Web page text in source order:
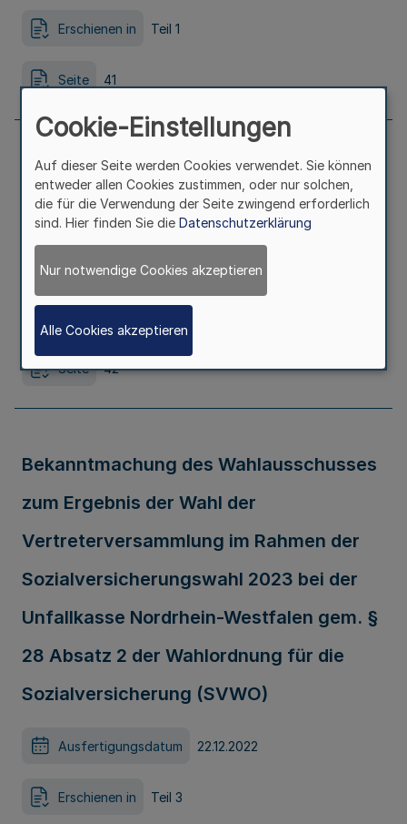
Erschienen in Teil 1
Seite 41
Honorarkonsularische Vertretung der
Republik Ghana in Dortmund
Ausfertigungsdatum 09.01.2023
Seite 42
Bekanntmachung des Wahlausschusses
zum Ergebnis der Wahl der
Vertreterversammlung im Rahmen der
Sozialversicherungswahl 2023 bei der
Unfallkasse Nordrhein-Westfalen gem. §
28 Absatz 2 der Wahlordnung für die
Sozialversicherung (SVWO)
Ausfertigungsdatum 22.12.2022
Erschienen in Teil 3
Cookie-Einstellungen
Auf dieser Seite werden Cookies verwendet. Sie können
entweder allen Cookies zustimmen, oder nur solchen,
die für die Verwendung der Seite zwingend erforderlich
sind. Hier finden Sie die Datenschutzerklärung
Nur notwendige Cookies akzeptieren
Alle Cookies akzeptieren